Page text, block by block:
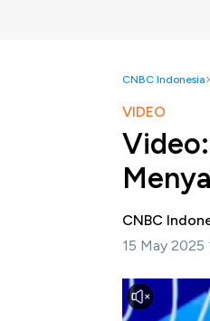
CNBC Indonesia
VIDEO
CNBC
15 May 2025
Jakarta,
Kapuk,